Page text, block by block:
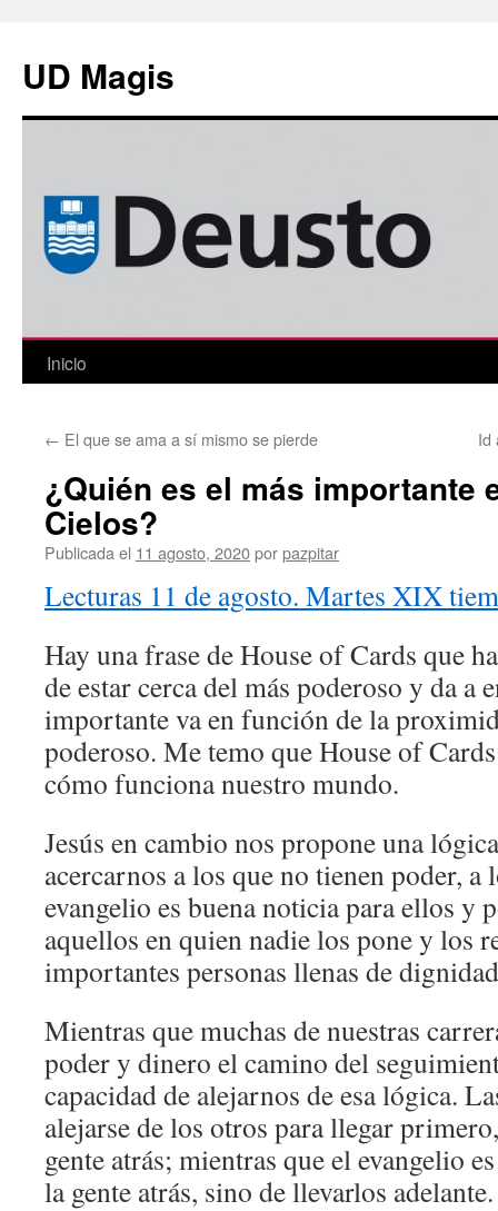
contenido
UD Magis
Inicio
← El que se ama a sí mismo se pierde Id
¿Quién es el más importante
Cielos?
Publicada el 11 agosto, 2020porpazpitar
Lecturas 11 de agosto. Martes XIX
Hay una frase de House of Cards que
de estar cerca del más poderoso y da a
importante va en función de la
poderoso. Me temo que House of
cómo funciona nuestro mundo.
Jesús en cambio nos propone una
acercarnos a los que no tienen poder, a
evangelio es buena noticia para ellos y
aquellos en quien nadie los pone y los
importantes personas llenas de
Mientras que muchas de nuestras
poder y dinero el camino del
capacidad de alejarnos de esa lógica.
alejarse de los otros para llegar
gente atrás; mientras que el evangelio
la gente atrás, sino de llevarlos adelante.